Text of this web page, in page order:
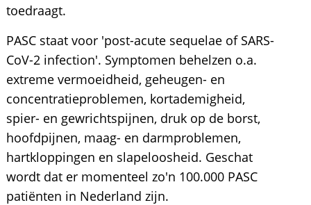
toedraagt.
PASC staat voor 'post-acute sequelae of SARS-
CoV-2 infection'. Symptomen behelzen o.a.
extreme vermoeidheid, geheugen- en
concentratieproblemen, kortademigheid,
spier- en gewrichtspijnen, druk op de borst,
hoofdpijnen, maag- en darmproblemen,
hartkloppingen en slapeloosheid. Geschat
wordt dat er momenteel zo'n 100.000 PASC
patiënten in Nederland zijn.